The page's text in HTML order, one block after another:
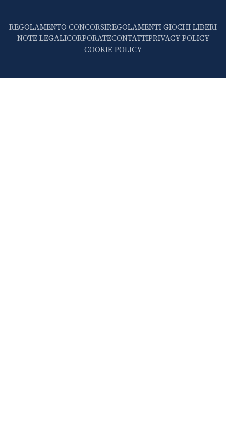
REGOLAMENTO CONCORSIREGOLAMENTI GIOCHI LIBERI
NOTE LEGALICORPORATECONTATTIPRIVACY POLICY
COOKIE POLICY